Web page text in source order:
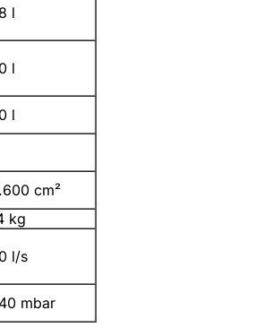
l
l
l
cm²
kg
l/s
mbar